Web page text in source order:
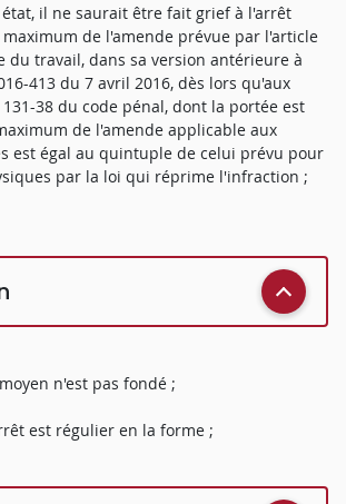
il ne saurait être fait grief à l'arrêt
de l'amende prévue par l'article
du travail, dans sa version antérieure à
413 du 7 avril 2016, dès lors qu'aux
38 du code pénal, dont la portée est
de l'amende applicable aux
est égal au quintuple de celui prévu pour
par la loi qui réprime l'infraction ;
n'est pas fondé ;
est régulier en la forme ;